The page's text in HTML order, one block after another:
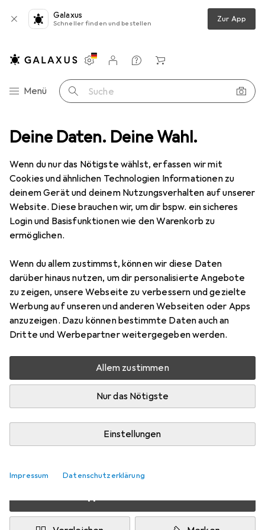
Deine Daten. Deine Wahl.
Wenn du nur das Nötigste wählst, erfassen wir mit
Cookies und ähnlichen Technologien Informationen zu
deinem Gerät und deinem Nutzungsverhalten auf unserer
Website. Diese brauchen wir, um dir bspw. ein sicheres
Login und Basisfunktionen wie den Warenkorb zu
ermöglichen.
Wenn du allem zustimmst, können wir diese Daten
darüber hinaus nutzen, um dir personalisierte Angebote
zu zeigen, unsere Webseite zu verbessern und gezielte
Werbung auf unseren und anderen Webseiten oder Apps
anzuzeigen. Dazu können bestimmte Daten auch an
Dritte und Werbepartner weitergegeben werden.
Allem zustimmen
Nur das Nötigste
Einstellungen
Impressum Datenschutzerklärung
Galaxus
Schneller finden und bestellen Zur App
Navigation nach Kategorien
Menü Suche
Einstellungen
Kundenkonto
Vergleichslisten
Merklisten
Warenkorb
Peripherie Displays Monitor Philips 241E1SCA/00
16 Bilder
Philips 241E1SCA/00
Preis in EUR inkl. MwSt.
EUR
116,77
Produktdatenblatt
Schneller lieferbar
Bewertungen
Mehr von Philips
Zwischen Mo, 10.8. und Di, 11.8. geliefert
Nur 3 Stück an Lager beim Lieferanten
In den Warenkorb